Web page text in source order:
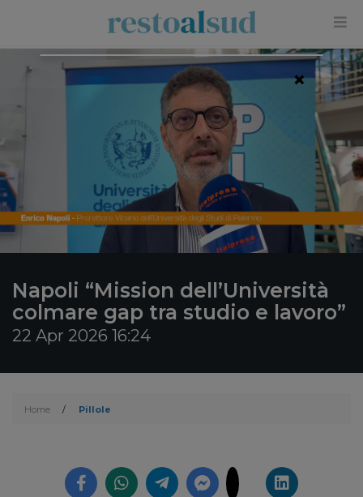
Napoli “Mission dell’Università
colmare gap tra studio e lavoro”
22 Apr 2026 16:24
Home / Pillole
×